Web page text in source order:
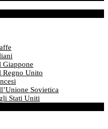
Giappone
Regno Unito
Sovietica
Stati Uniti